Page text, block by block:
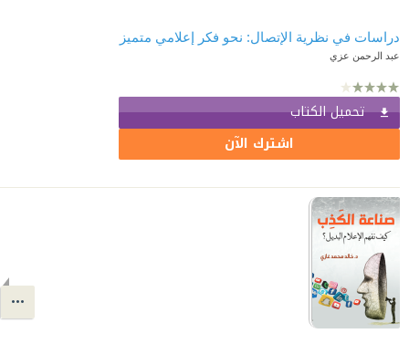
دراسات في نظرية الإتصال: نحو فكر إعلامي متميز
عبد الرحمن عزي
تحميل الكتاب
اشترك الآن